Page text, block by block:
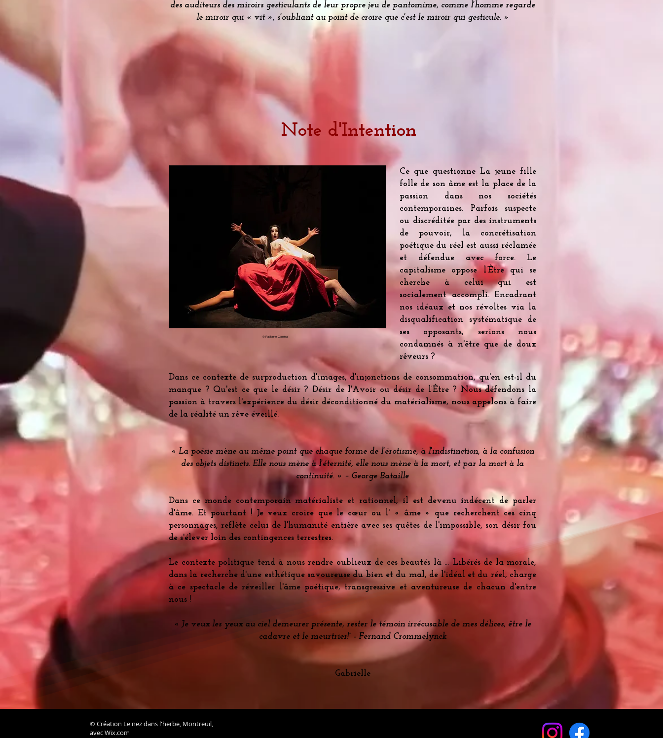
des auditeurs des miroirs gesticulants de leur propre jeu de pantomime, comme l'homme regarde
le miroir qui « vit », s'oubliant au point de croire que c'est le miroir qui gesticule. »
Note d'Intention
Ce que questionne La jeune fille
folle de son âme est la place de la
passion dans nos sociétés
contemporaines. Parfois suspecte
ou discréditée par des instruments
de pouvoir, la concrétisation
poétique du réel est aussi réclamée
et défendue avec force. Le
capitalisme oppose l’Être qui se
cherche à celui qui est
socialement accompli. Encadrant
nos idéaux et nos révoltes via la
disqualification systématique de
ses opposants, serions nous
condamnés à n'être que de doux
rêveurs ?
Dans ce contexte de surproduction d'images, d'injonctions de consommation, qu'en est-il du
manque ? Qu'est ce que le désir ? Désir de l'Avoir ou désir de l’Être ? Nous défendons la
passion à travers l'expérience du désir déconditionné du matérialisme, nous appelons à faire
de la réalité un rêve éveillé.
« La poésie mène au même point que chaque forme de l'érotisme, à l'indistinction, à la confusion
des objets distincts. Elle nous mène à l'éternité, elle nous mène à la mort, et par la mort à la
continuité. » – George Bataille
Dans ce monde contemporain matérialiste et rationnel, il est devenu indécent de parler
d'âme. Et pourtant ! Je veux croire que le cœur ou l' « âme » que recherchent ces cinq
personnages, reflète celui de l'humanité entière avec ses quêtes de l'impossible, son désir fou
de s'élever loin des contingences terrestres.
Le contexte politique tend à nous rendre oublieux de ces beautés là … Libérés de la morale,
dans la recherche d'une esthétique savoureuse du bien et du mal, de l'idéal et du réel, charge
à ce spectacle de réveiller l'âme poétique, transgressive et aventureuse de chacun d'entre
nous !
« Je veux les yeux au ciel demeurer présente, rester le témoin irrécusable de mes délices, être le
cadavre et le meurtrier!” - Fernand Crommelynck
Gabrielle
© Fabienne Carreira
© Création Le nez dans l'herbe, Montreuil,
avecWix.com